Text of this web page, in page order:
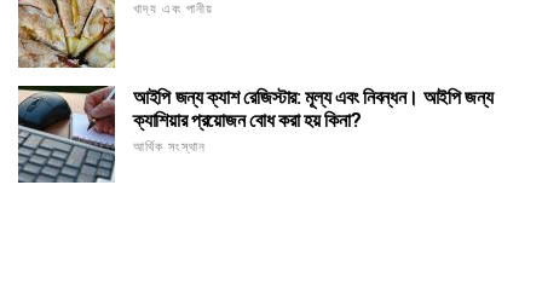
খাদ্য এবং পানীয়
আইপি জন্য ক্যাশ রেজিস্টার: মূল্য এবং নিবন্ধন। আইপি জন্য
ক্যাশিয়ার প্রয়োজন বোধ করা হয় কিনা?
আর্থিক সংস্থান